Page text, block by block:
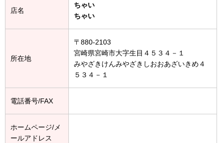
店名
ちゃい
ちゃい
所在地
〒880-2103
宮崎県宮崎市大字生目４５３４－１
みやざきけんみやざきしおおあざいきめ４
５３４－１
電話番号/FAX
ホームページ/メ
ールアドレス